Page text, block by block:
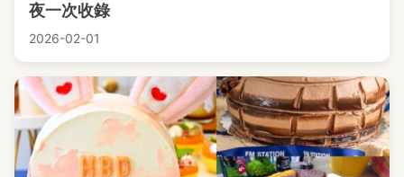
夜一次收錄
2026-02-01